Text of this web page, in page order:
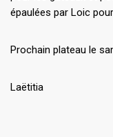
épaulées par Loic
Prochain plateau le
Laëtitia